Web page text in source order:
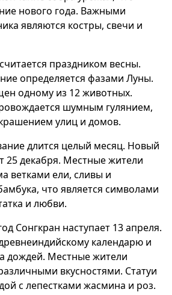
нового года. Важными
являются костры, свечи и
праздником весны.
определяется фазами Луны.
одному из 12 животных.
шумным гулянием,
улиц и домов.
длится целый месяц. Новый
25 декабря. Местные жители
ветками ели, сливы и
что является символами
и любви.
Сонгкран наступает 13 апреля.
календарю и
дождей. Местные жители
вкусностями. Статуи
с лепестками жасмина и роз.